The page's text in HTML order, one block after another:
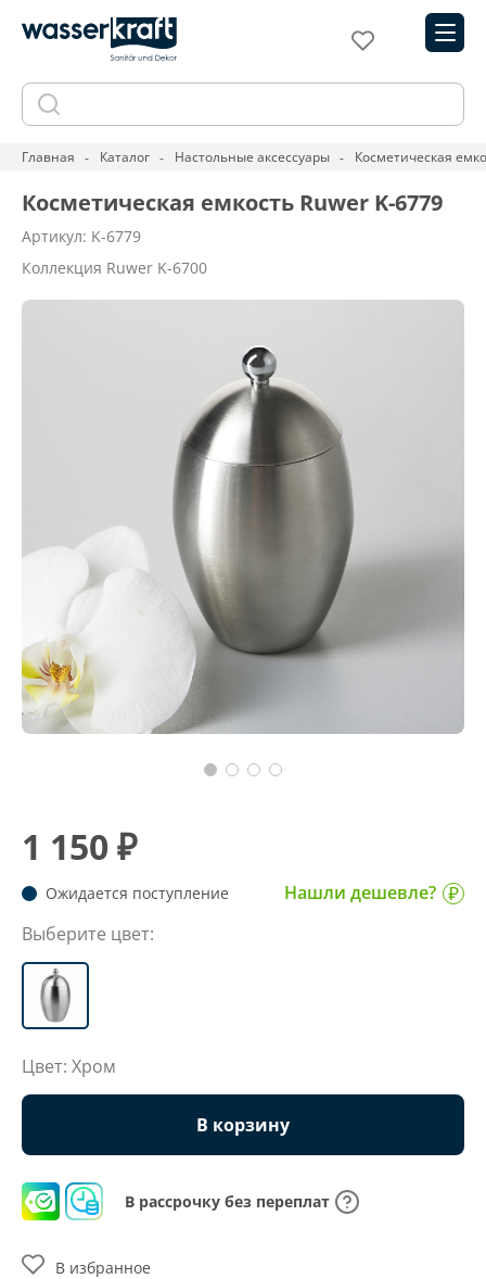
Главная Каталог Настольные аксессуары Косметическая
Косметическая емкость Ruwer K-6779
Артикул: K-6779
Коллекция Ruwer K-6700
1 150 ₽
Ожидается поступление
Нашли дешевле?
Выберите цвет:
Цвет: Хром
В корзину
В рассрочку без переплат
В избранное